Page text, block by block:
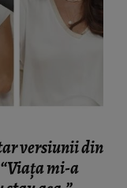
versiunii din
mi-a